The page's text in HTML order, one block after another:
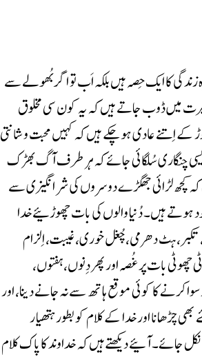
کا ایک حِصہ ہیں بلکہ اَب تو اگر بُھولے سے
میں ڈوب جاتے ہیں کہ یہ کون سی مخلوق
کے اِتنے عادی ہو چکے ہیں کہ کہیں محبت و شانتی
چنگاری سُلگائی جائے کہ ہر طرف آگ بھڑک
کہ کچھ لڑائی جھگڑے دوسروں کی شر انگیزی سے
ہوتے ہیں۔ دُنیا والوں کی بات چھوڑئیے خدا
ہٹ دھرمی، چُغل خوری، غیبت، اِلزام
چھوٹی بات پر غُصہ اور پھر دِنوں، ہفتوں،
کرنے کا کوئی موقع ہاتھ سے نہ جانے دینا، اور
چڑھانا اور خدا کے کلام کو بطور ہتھیار
آئیے دیکھتے ہیں کہ خداوند کا پاک کلام